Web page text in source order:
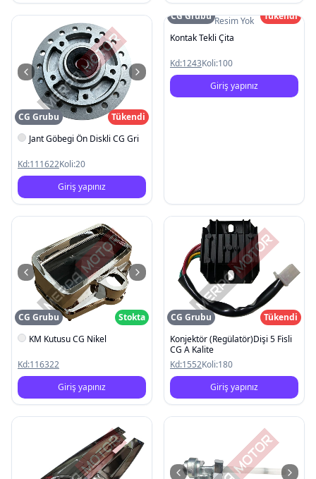
CG Grubu
Tükendi
Jant Göbegi Ön Diskli CG Gri
Kd:111622Koli:20
Giriş yapınız
Resim Yok
CG Grubu
Tükendi
Kontak Tekli Çita
Kd:1243Koli:100
Giriş yapınız
CG Grubu
Stokta
KM Kutusu CG Nikel
Kd:116322
Giriş yapınız
CG Grubu
Tükendi
Konjektör (Regülatör)Dişi 5 Fisli
CG A Kalite
Kd:1552Koli:180
Giriş yapınız